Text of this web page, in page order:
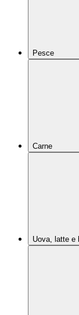
Pesce
Carne
Uova, latte e